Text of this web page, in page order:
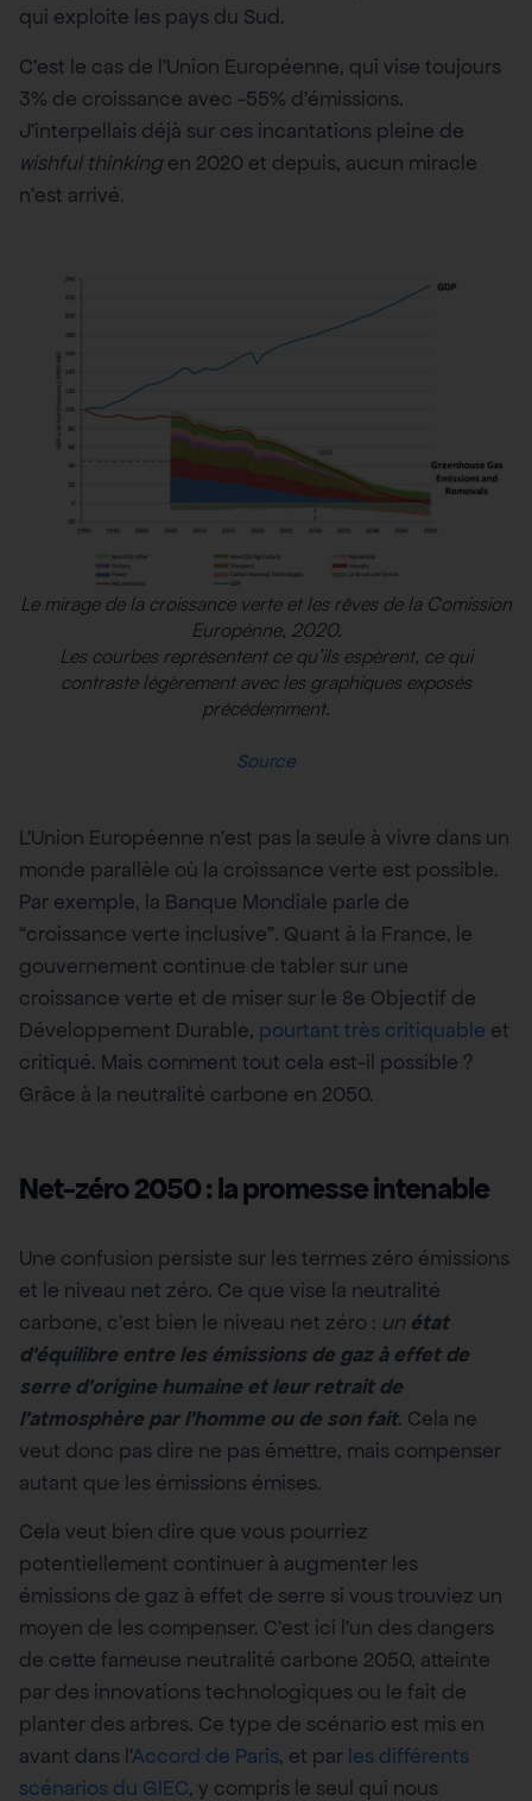
qui exploite les pays du Sud.
C’est le cas de l’Union Européenne, qui vise toujours
3% de croissance avec -55% d’émissions.
J’interpellais déjà sur ces incantations pleine de
wishful thinking en 2020 et depuis, aucun miracle
n’est arrivé.
Le mirage de la croissance verte et les rêves de la Comission
Europénne, 2020.
Les courbes représentent ce qu’ils espèrent, ce qui
contraste légèrement avec les graphiques exposés
précédemment.
Source
L’Union Européenne n’est pas la seule à vivre dans un
monde parallèle où la croissance verte est possible.
Par exemple, la Banque Mondiale parle de
“croissance verte inclusive”. Quant à la France, le
gouvernement continue de tabler sur une
croissance verte et de miser sur le 8e Objectif de
Développement Durable, pourtant très critiquable et
critiqué. Mais comment tout cela est-il possible ?
Grâce à la neutralité carbone en 2050.
Net-zéro 2050 : la promesse intenable
Une confusion persiste sur les termes zéro émissions
et le niveau net zéro. Ce que vise la neutralité
carbone, c’est bien le niveau net zéro : un état
d’équilibre entre les émissions de gaz à effet de
serre d’origine humaine et leur retrait de
l’atmosphère par l’homme ou de son fait. Cela ne
veut donc pas dire ne pas émettre, mais compenser
autant que les émissions émises.
Cela veut bien dire que vous pourriez
potentiellement continuer à augmenter les
émissions de gaz à effet de serre si vous trouviez un
moyen de les compenser. C’est ici l’un des dangers
de cette fameuse neutralité carbone 2050, atteinte
par des innovations technologiques ou le fait de
planter des arbres. Ce type de scénario est mis en
avant dans l’Accord de Paris, et par les différents
scénarios du GIEC, y compris le seul qui nous